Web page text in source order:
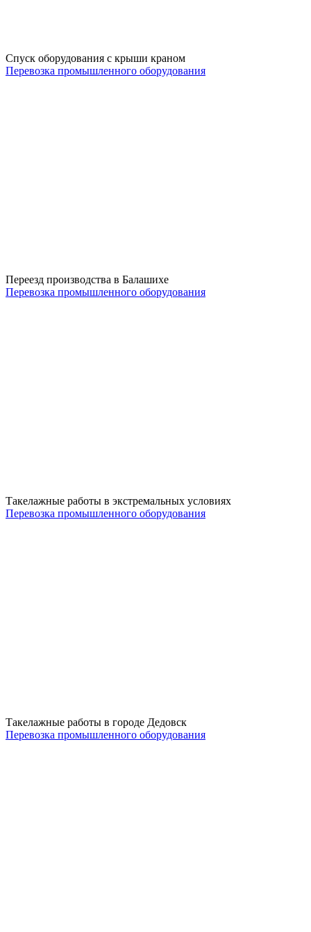
Спуск оборудования с крыши краном
Перевозка промышленного оборудования
Переезд производства в Балашихе
Перевозка промышленного оборудования
Такелажные работы в экстремальных условиях
Перевозка промышленного оборудования
Такелажные работы в городе Дедовск
Перевозка промышленного оборудования